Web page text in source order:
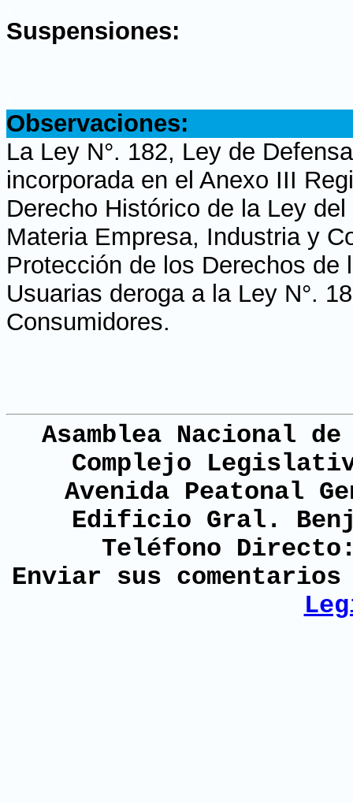
Suspensiones:
Observaciones:
La Ley N°. 182, Ley de
incorporada en el Anexo III
Derecho Histórico de la Ley
Materia Empresa, Industria y
Protección de los Derechos
Usuarias deroga a la Ley N°.
Consumidores.
Asamblea Nacional
Complejo
Avenida Peatonal
Edificio Gral.
Teléfono
Enviar sus